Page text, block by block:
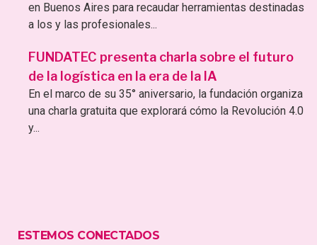
en Buenos Aires para recaudar herramientas destinadas
a los y las profesionales...
FUNDATEC presenta charla sobre el futuro
de la logística en la era de la IA
En el marco de su 35° aniversario, la fundación organiza
una charla gratuita que explorará cómo la Revolución 4.0
y...
ESTEMOS CONECTADOS